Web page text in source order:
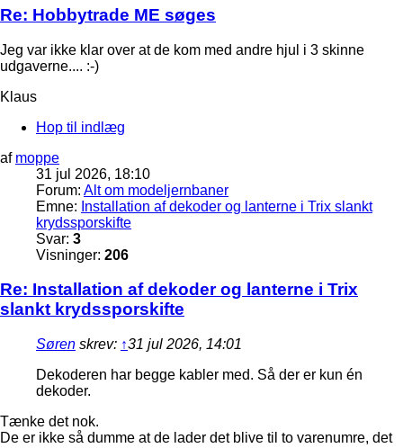
Re: Hobbytrade ME søges
Jeg var ikke klar over at de kom med andre hjul i 3 skinne
udgaverne.... :-)
Klaus
Hop til indlæg
af moppe
31 jul 2026, 18:10
Forum: Alt om modeljernbaner
Emne: Installation af dekoder og lanterne i Trix slankt
krydssporskifte
Svar: 3
Visninger: 206
Re: Installation af dekoder og lanterne i Trix
slankt krydssporskifte
Søren skrev: ↑31 jul 2026, 14:01
Dekoderen har begge kabler med. Så der er kun én
dekoder.
Tænke det nok.
De er ikke så dumme at de lader det blive til to varenumre, det